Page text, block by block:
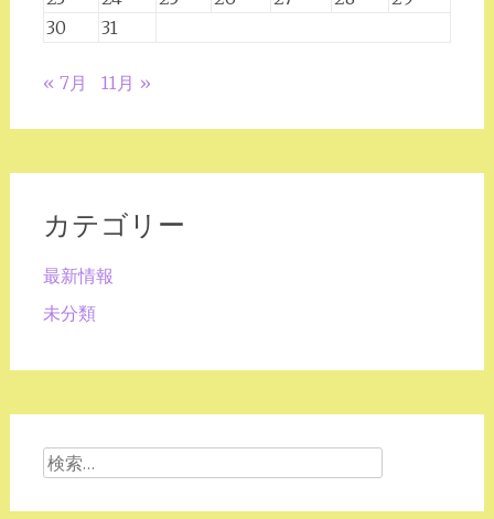
30
31
« 7月 11月 »
カテゴリー
最新情報
未分類
検